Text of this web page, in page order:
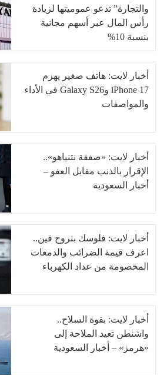
والتجارة” تدعو عموميتها لزيادة
رأس المال عبر أسهم مجانية
بنسبة 10%
أخبار لايت: هاتف صغير يهزم
iPhone 17 وGalaxy S26 في الأداء
والمواصفات
أخبار لايت: «صفقة نتنياهو»..
الإقرار بالذنب مقابل العفو –
أخبار السعودية
أخبار لايت: فلوسك بتروح فين..
اعرف قيمة الضرائب والدمغات
المخصومة من عداد الكهرباء
أخبار لايت: بقوة السلاح..
واشنطن تعيد الملاحة إلى
«هرمز» – أخبار السعودية